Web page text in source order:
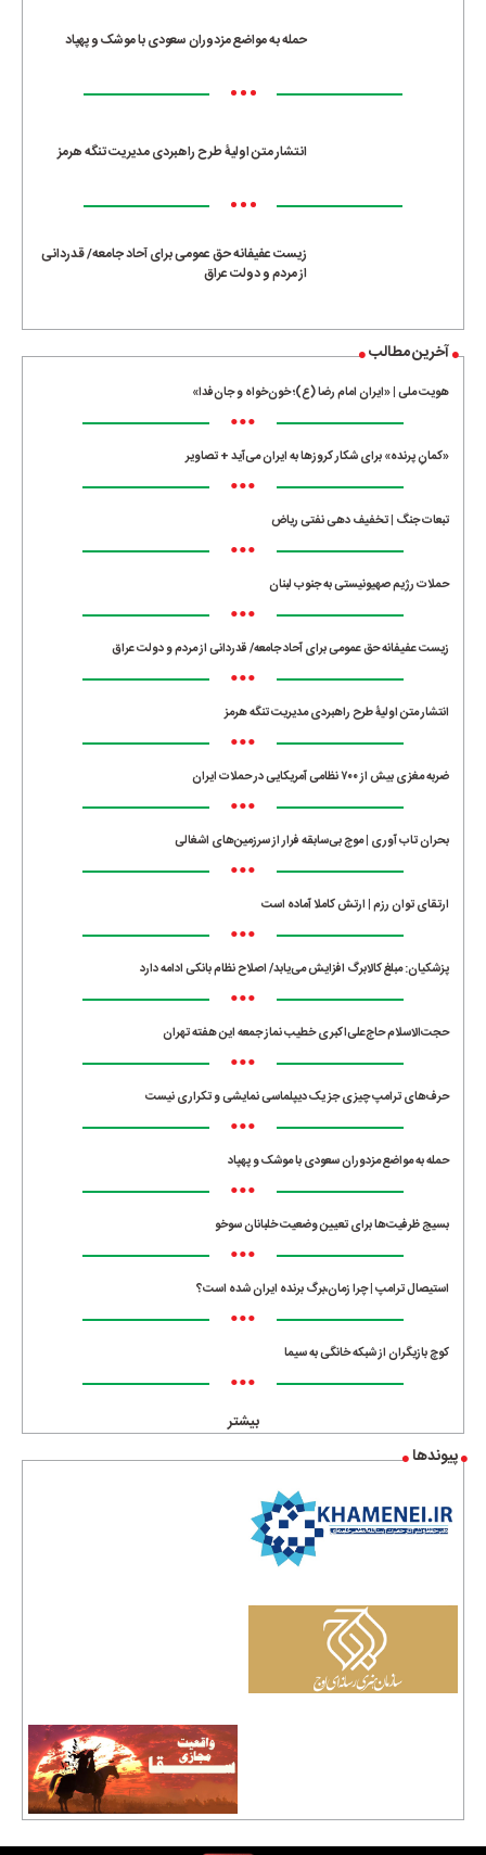
حمله به مواضع مزدوران سعودی با موشک و پهپاد
•••
انتشار متن اولیۀ طرح راهبردی مدیریت تنگه هرمز
•••
زیست عفیفانه حق عمومی برای آحاد جامعه/ قدردانی
از مردم و دولت عراق
آخرین مطالب
هویت ملی | «ایران امام رضا (ع)؛ خون‌خواه و جان‌فدا»
•••
«کمانِ پرنده» برای شکار کروزها به ایران می‌آید + تصاویر
•••
تبعات جنگ | تخفیف دهی نفتی ریاض
•••
حملات رژیم صهیونیستی به جنوب لبنان
•••
زیست عفیفانه حق عمومی برای آحاد جامعه/ قدردانی از مردم و دولت عراق
•••
انتشار متن اولیۀ طرح راهبردی مدیریت تنگه هرمز
•••
ضربه مغزی بیش از ۷۰۰ نظامی آمریکایی در حملات ایران
•••
بحران تاب آوری | موج بی‌سابقه فرار از سرزمین‌های اشغالی
•••
ارتقای توان رزم | ارتش کاملا آماده است
•••
پزشکیان: مبلغ کالابرگ افزایش می‌یابد/ اصلاح نظام بانکی ادامه دارد
•••
حجت‌الاسلام حاج‌علی‌اکبری خطیب نماز جمعه این هفته تهران
•••
حرف‌های ترامپ چیزی جز یک دیپلماسی نمایشی و تکراری نیست
•••
حمله به مواضع مزدوران سعودی با موشک و پهپاد
•••
بسیج ظرفیت‌ها برای تعیین وضعیت خلبانان سوخو
•••
استیصال ترامپ | چرا زمان،برگ برنده ایران شده است؟
•••
کوچ بازیگران از شبکه خانگی به سیما
•••
بیشتر
پیوندها